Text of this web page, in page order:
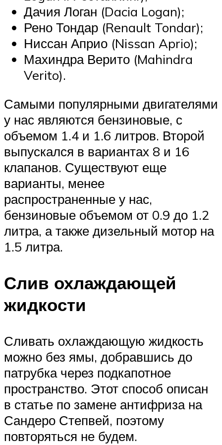
Дачия Логан (Dacia Logan);
Рено Тондар (Renault Tondar);
Ниссан Априо (Nissan Aprio);
Махиндра Верито (Mahindra
Verito).
Самыми популярными двигателями
у нас являются бензиновые, с
объемом 1.4 и 1.6 литров. Второй
выпускался в вариантах 8 и 16
клапанов. Существуют еще
варианты, менее
распространенные у нас,
бензиновые объемом от 0.9 до 1.2
литра, а также дизельный мотор на
1.5 литра.
Слив охлаждающей
жидкости
Сливать охлаждающую жидкость
можно без ямы, добравшись до
патрубка через подкапотное
пространство. Этот способ описан
в статье по замене антифриза на
Сандеро Степвей, поэтому
повторяться не будем.